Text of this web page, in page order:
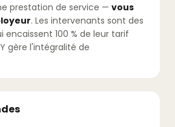
prestation de service — vous
. Les intervenants sont des
encaissent 100 % de leur tarif
gère l'intégralité de